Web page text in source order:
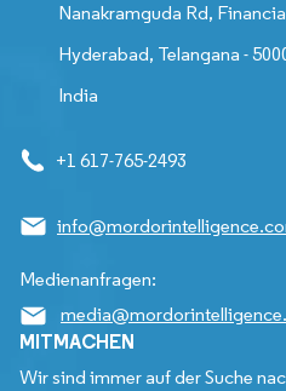
Nanakramguda Rd,
Hyderabad, Telangana -
India
+1 617-765-2493
Medienanfragen:
MITMACHEN
Wir sind immer auf der Suche